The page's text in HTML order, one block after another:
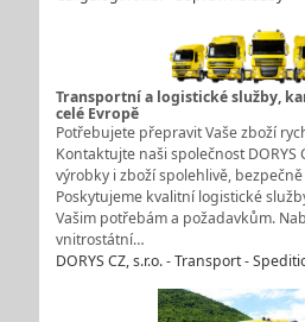
Transportní a logistické služby,
celé Evropě
Potřebujete přepravit Vaše zboží
Kontaktujte naši společnost DORYS
výrobky i zboží spolehlivě,
Poskytujeme kvalitní logistické
Vašim potřebám a požadavkům.
vnitrostátní…
DORYS CZ, s.r.o. - Transport -